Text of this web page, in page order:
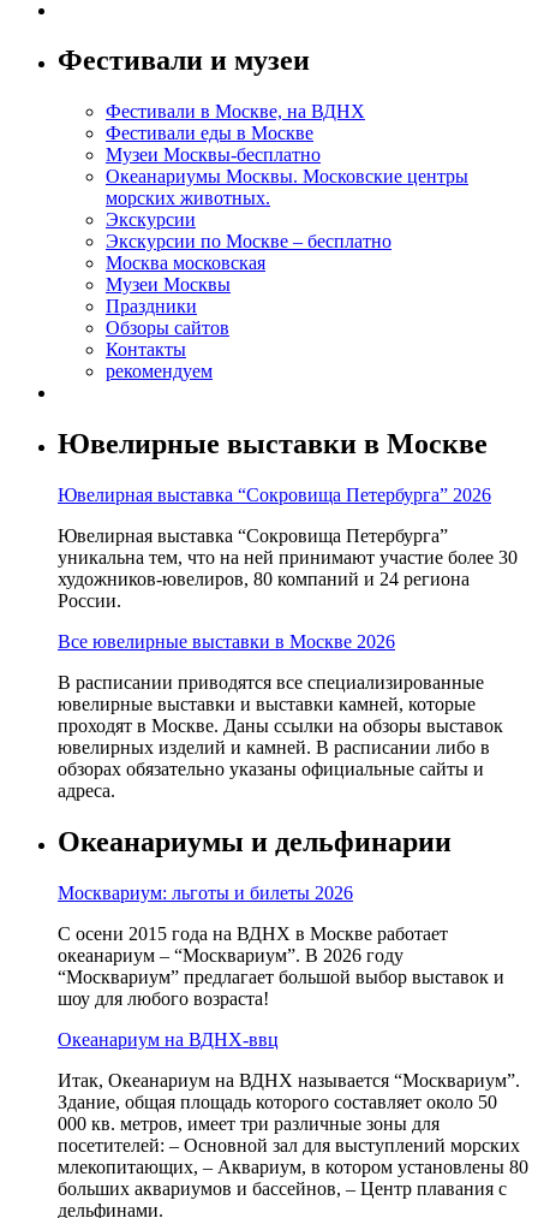
Фестивали и музеи
Фестивали в Москве, на ВДНХ
Фестивали еды в Москве
Музеи Москвы-бесплатно
Океанариумы Москвы. Московские центры
морских животных.
Экскурсии
Экскурсии по Москве – бесплатно
Москва московская
Музеи Москвы
Праздники
Обзоры сайтов
Контакты
рекомендуем
Ювелирные выставки в Москве
Ювелирная выставка “Сокровища Петербурга” 2026
Ювелирная выставка “Сокровища Петербурга”
уникальна тем, что на ней принимают участие более 30
художников-ювелиров, 80 компаний и 24 региона
России.
Все ювелирные выставки в Москве 2026
В расписании приводятся все специализированные
ювелирные выставки и выставки камней, которые
проходят в Москве. Даны ссылки на обзоры выставок
ювелирных изделий и камней. В расписании либо в
обзорах обязательно указаны официальные сайты и
адреса.
Океанариумы и дельфинарии
Москвариум: льготы и билеты 2026
С осени 2015 года на ВДНХ в Москве работает
океанариум – “Москвариум”. В 2026 году
“Москвариум” предлагает большой выбор выставок и
шоу для любого возраста!
Океанариум на ВДНХ-ввц
Итак, Океанариум на ВДНХ называется “Москвариум”.
Здание, общая площадь которого составляет около 50
000 кв. метров, имеет три различные зоны для
посетителей: – Основной зал для выступлений морских
млекопитающих, – Аквариум, в котором установлены 80
больших аквариумов и бассейнов, – Центр плавания с
дельфинами.